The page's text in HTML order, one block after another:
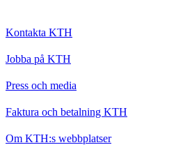
Kontakta KTH
Jobba på KTH
Press och media
Faktura och betalning KTH
Om KTH:s webbplatser